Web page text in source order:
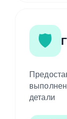
🛡️
детали